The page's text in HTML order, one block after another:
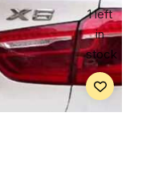
1 left
in
stock